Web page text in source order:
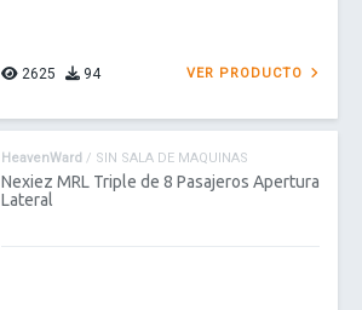
2625 94 VER PRODUCTO
HeavenWard / SIN SALA DE MAQUINAS
Nexiez MRL Triple de 8 Pasajeros Apertura
Lateral